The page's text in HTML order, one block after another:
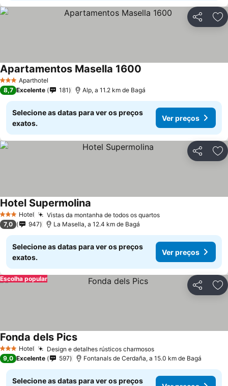
Partilhar
3 EstrelasAparthotel
Apartamentos Masella 1600
8,7 Excelente 181 Alp, a 11.2 km de Bagá
Selecione as datas para ver os preços
exatos.
Ver preços
Partilhar
3 EstrelasHotel Vistas da montanha de todos os quartosVer preços
Hotel Supermolina
7,0 947 La Masella, a 12.4 km de Bagá
Selecione as datas para ver os preços
exatos.
Ver preços
Partilhar
Escolha popular
3 EstrelasHotel Design e detalhes rústicos charmososVer preços
Fonda dels PicsVer preços
9,0 Excelente 597 Fontanals de Cerdaña, a 15.0 km de Bagá
Selecione as datas para ver os preços